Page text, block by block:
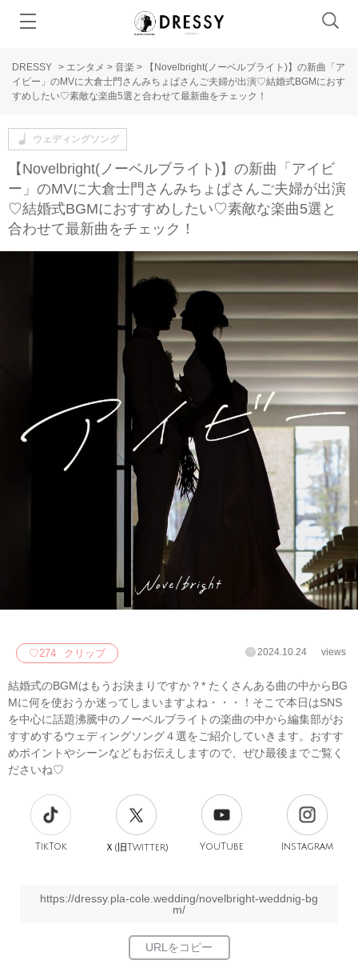
DRESSY > エンタメ > 音楽 >
【Novelbright(ノーベルブライト)】の新曲「ア
イビー」のMVに大倉士門さんみちょぱさんご夫婦が出演♡結婚式BGMにおす
すめしたい♡素敵な楽曲5選と合わせて最新曲をチェック！
ウェディングソング
【Novelbright(ノーベルブライト)】の新曲「アイビ
ー」のMVに大倉士門さんみちょぱさんご夫婦が出演
♡結婚式BGMにおすすめしたい♡素敵な楽曲5選と
合わせて最新曲をチェック！
♡274 クリップ 2024.10.24 views
結婚式のBGMはもうお決まりですか？* たくさんある曲の中からBG
Mに何を使おうか迷ってしまいますよね・・・！そこで本日はSNS
を中心に話題沸騰中のノーベルブライトの楽曲の中から編集部がお
すすめするウェディングソング４選をご紹介していきます。おすす
めポイントやシーンなどもお伝えしますので、ぜひ最後までご覧く
ださいね♡
TikTok Ｘ(旧Twitter) YouTube Instagram
https://dressy.pla-cole.wedding/novelbright-weddnig-bg
m/